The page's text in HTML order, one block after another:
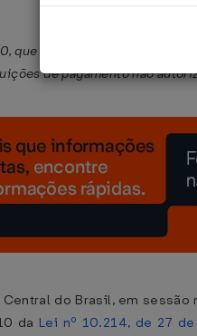
que institui o arranjo de
de pagamento não
do Brasil, em
da Lei nº 10.214, de 27